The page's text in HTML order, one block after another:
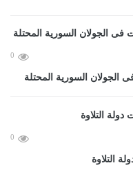
0
السورية المحتلة
0
التلاوة